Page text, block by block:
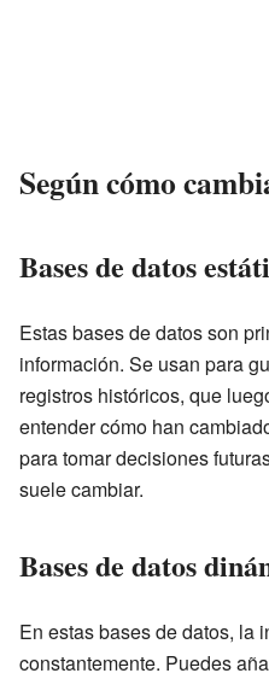
Según cómo
Bases de datos
Estas bases de datos son
información. Se usan para
registros históricos, que
entender cómo han
para tomar decisiones
suele cambiar.
Bases de datos
En estas bases de datos, la
constantemente. Puedes